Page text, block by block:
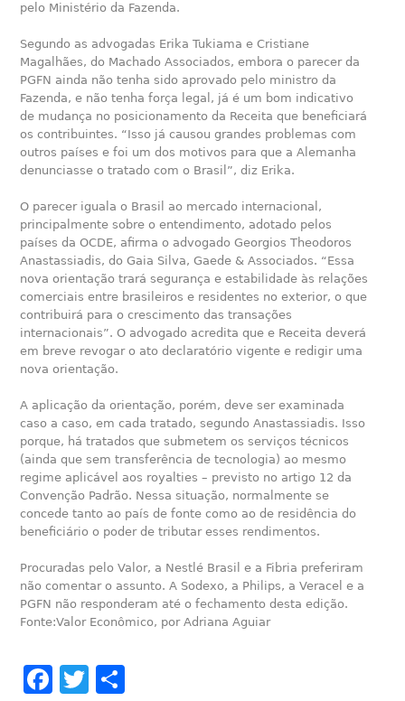
pelo Ministério da Fazenda.
Segundo as advogadas Erika Tukiama e Cristiane
Magalhães, do Machado Associados, embora o parecer da
PGFN ainda não tenha sido aprovado pelo ministro da
Fazenda, e não tenha força legal, já é um bom indicativo
de mudança no posicionamento da Receita que beneficiará
os contribuintes. “Isso já causou grandes problemas com
outros países e foi um dos motivos para que a Alemanha
denunciasse o tratado com o Brasil”, diz Erika.
O parecer iguala o Brasil ao mercado internacional,
principalmente sobre o entendimento, adotado pelos
países da OCDE, afirma o advogado Georgios Theodoros
Anastassiadis, do Gaia Silva, Gaede & Associados. “Essa
nova orientação trará segurança e estabilidade às relações
comerciais entre brasileiros e residentes no exterior, o que
contribuirá para o crescimento das transações
internacionais”. O advogado acredita que e Receita deverá
em breve revogar o ato declaratório vigente e redigir uma
nova orientação.
A aplicação da orientação, porém, deve ser examinada
caso a caso, em cada tratado, segundo Anastassiadis. Isso
porque, há tratados que submetem os serviços técnicos
(ainda que sem transferência de tecnologia) ao mesmo
regime aplicável aos royalties – previsto no artigo 12 da
Convenção Padrão. Nessa situação, normalmente se
concede tanto ao país de fonte como ao de residência do
beneficiário o poder de tributar esses rendimentos.
Procuradas pelo Valor, a Nestlé Brasil e a Fibria preferiram
não comentar o assunto. A Sodexo, a Philips, a Veracel e a
PGFN não responderam até o fechamento desta edição.
Fonte:Valor Econômico, por Adriana Aguiar
Facebook
Twitter